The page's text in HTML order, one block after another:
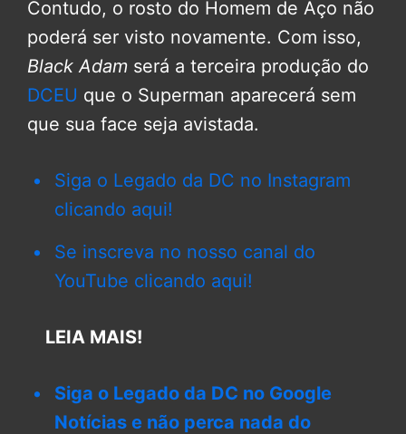
Contudo, o rosto do Homem de Aço não
poderá ser visto novamente. Com isso,
Black Adam será a terceira produção do
DCEU que o Superman aparecerá sem
que sua face seja avistada.
Siga o Legado da DC no Instagram
clicando aqui!
Se inscreva no nosso canal do
YouTube clicando aqui!
LEIA MAIS!
Siga o Legado da DC no Google
Notícias e não perca nada do